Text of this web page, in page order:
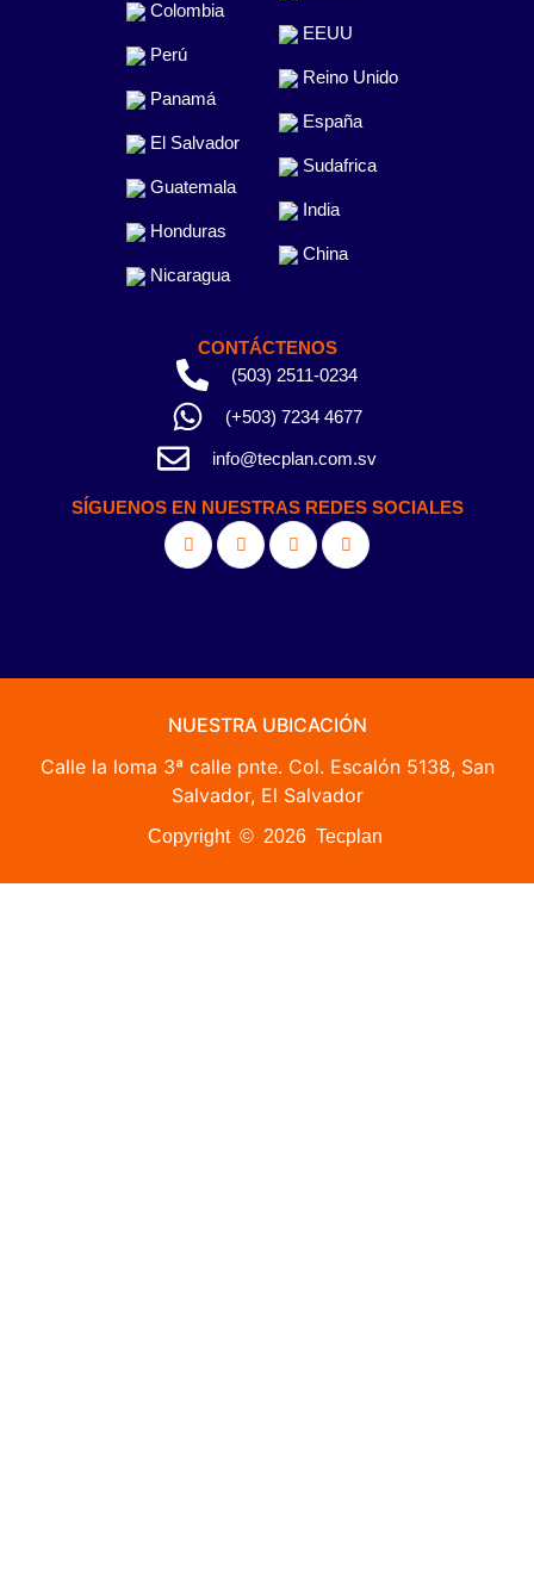
Colombia
Perú
Panamá
El Salvador
Guatemala
Honduras
Nicaragua
EEUU
Reino Unido
España
Sudafrica
India
China
CONTÁCTENOS
(503) 2511-0234
(+503) 7234 4677
info@tecplan.com.sv
SÍGUENOS EN NUESTRAS REDES SOCIALES
NUESTRA UBICACIÓN
Calle la loma 3ª calle pnte. Col. Escalón 5138, San
Salvador, El Salvador
Copyright © 2026 Tecplan